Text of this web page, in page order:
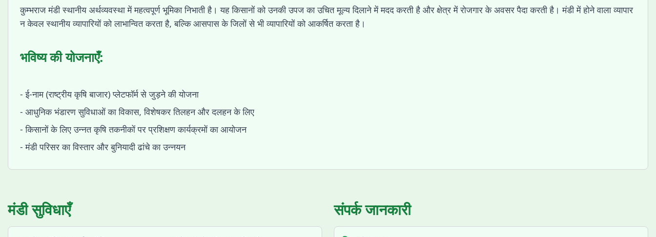
कुम्भराज मंडी स्थानीय अर्थव्यवस्था में महत्वपूर्ण भूमिका निभाती है। यह किसानों को उनकी उपज का उचित मूल्य दिलाने में मदद करती है और क्षेत्र में रोजगार के अवसर पैदा करती है। मंडी में होने वाला व्यापार
न केवल स्थानीय व्यापारियों को लाभान्वित करता है, बल्कि आसपास के जिलों से भी व्यापारियों को आकर्षित करता है।
भविष्य की योजनाएँ:
- ई-नाम (राष्ट्रीय कृषि बाजार) प्लेटफॉर्म से जुड़ने की योजना
- आधुनिक भंडारण सुविधाओं का विकास, विशेषकर तिलहन और दलहन के लिए
- किसानों के लिए उन्नत कृषि तकनीकों पर प्रशिक्षण कार्यक्रमों का आयोजन
- मंडी परिसर का विस्तार और बुनियादी ढांचे का उन्नयन
मंडी सुविधाएँ संपर्क जानकारी